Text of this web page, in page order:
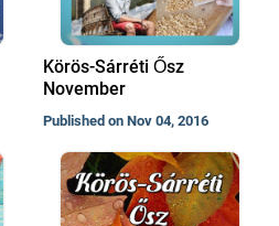
Körös-Sárréti Ősz
November
Published on Nov 04, 2016